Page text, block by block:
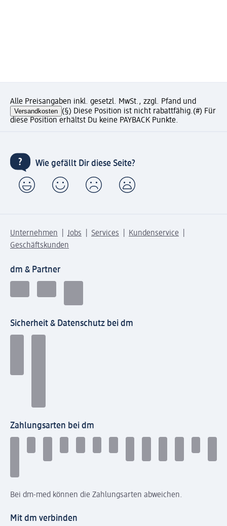
Alle Preisangaben inkl. gesetzl. MwSt., zzgl. Pfand und
Versandkosten (§) Diese Position ist nicht rabattfähig.(#) Für
diese Position erhältst Du keine PAYBACK Punkte.
Wie gefällt Dir diese Seite?
Unternehmen Jobs Services
Kundenservice
Geschäftskunden
dm & Partner
Sicherheit & Datenschutz bei dm
Zahlungsarten bei dm
Bei dm-med können die Zahlungsarten abweichen.
Mit dm verbinden